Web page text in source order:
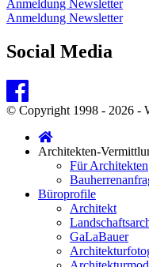
Anmeldung Newsletter
Anmeldung Newsletter
Social Media
© Copyright 1998 - 2026 -
Architekten-
Für Architekten
Büroprofile
Architekt
GaLaBauer